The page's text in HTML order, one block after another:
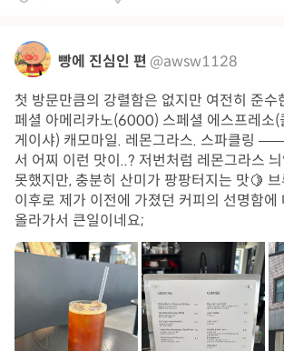
빵에 진심인 편 @awsw1128
첫 방문만큼의 강렬함은 없지만 여전히 준
페셜 아메리카노(6000) 스페셜 에스프레소(
게이샤) 캐모마일. 레몬그라스. 스파클링
서 어찌 이런 맛이..? 저번처럼 레몬그라스
못했지만, 충분히 산미가 팡팡터지는 맛🍋
이후로 제가 이전에 가졌던 커피의 선명함에
올라가서 큰일이네요;